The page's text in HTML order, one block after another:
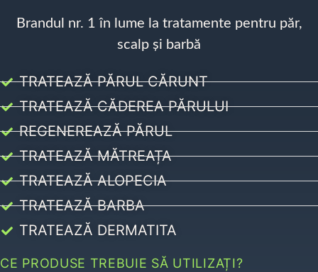
Brandul nr. 1 în lume la tratamente pentru păr,
scalp și barbă
TRATEAZĂ PĂRUL CĂRUNT
TRATEAZĂ CĂDEREA PĂRULUI
REGENEREAZĂ PĂRUL
TRATEAZĂ MĂTREAȚA
TRATEAZĂ ALOPECIA
TRATEAZĂ BARBA
TRATEAZĂ DERMATITA
CE PRODUSE TREBUIE SĂ UTILIZAȚI?